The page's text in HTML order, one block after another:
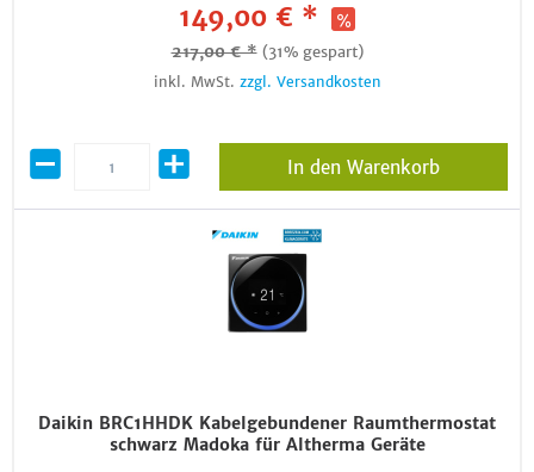
149,00 € *
217,00 € * (31% gespart)
inkl. MwSt. zzgl. Versandkosten
In den Warenkorb
Daikin BRC1HHDK Kabelgebundener Raumthermostat
schwarz Madoka für Altherma Geräte